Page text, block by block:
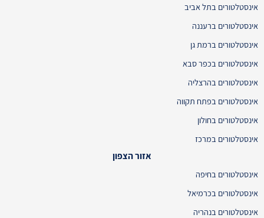
אינסטלטורים בתל אביב
אינסטלטורים ברעננה
אינסטלטורים ברמת גן
אינסטלטורים בכפר סבא
אינסטלטורים בהרצליה
אינסטלטורים בפתח תקווה
אינסטלטורים בחולון
אינסטלטורים במרכז
אזור הצפון
אינסטלטורים בחיפה
אינסטלטורים בכרמיאל
אינסטלטורים בנהריה